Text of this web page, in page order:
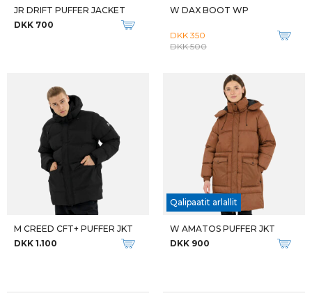
JR DRIFT PUFFER JACKET
DKK 700
W DAX BOOT WP
DKK 350
DKK 500
M CREED CFT+ PUFFER JKT
DKK 1.100
Qalipaatit arlallit
W AMATOS PUFFER JKT
DKK 900